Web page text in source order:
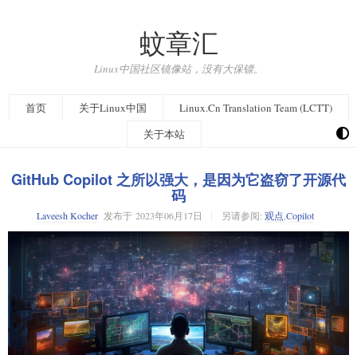
蚊章汇
Linux中国社区镜像站，没有大保镖。
首页 关于Linux中国
Linux.Cn Translation Team (LCTT)
关于本站
GitHub Copilot 之所以强大，是因为它盗窃了开源代
码
Laveesh Kocher 发布于 2023年06月17日 另请参阅: 观点 Copilot